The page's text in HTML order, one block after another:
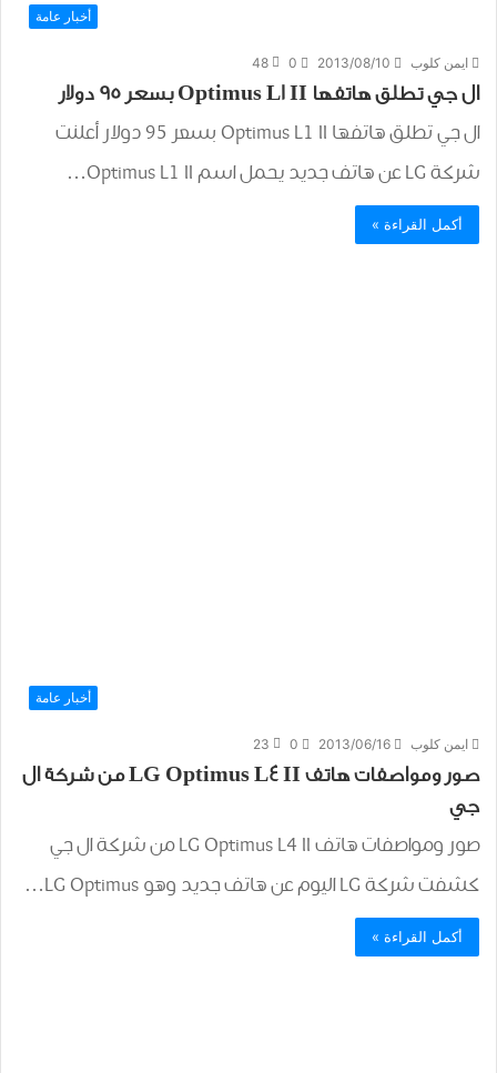
أخبار عامة
ايمن كلوب 2013/08/10
0
48
ال جي تطلق هاتفها Optimus L1 II بسعر 95 دولار
ال جي تطلق هاتفها Optimus L1 II بسعر 95 دولار أعلنت
شركة LG عن هاتف جديد يحمل اسم Optimus L1 II…
أكمل القراءة »
أخبار عامة
ايمن كلوب 2013/06/16
0
23
صور ومواصفات هاتف LG Optimus L4 II من شركة ال
جي
صور ومواصفات هاتف LG Optimus L4 II من شركة ال جي
كشفت شركة LG اليوم عن هاتف جديد وهو LG Optimus…
أكمل القراءة »